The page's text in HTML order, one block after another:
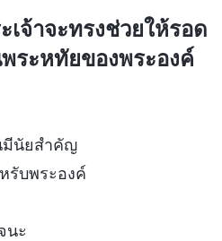
จ้าจะทรงช่วยให้รอด
ะหทัยของพระองค์
มีนัยสำคัญ
รับพระองค์
นะ